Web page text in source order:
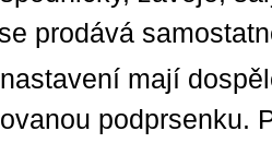
prodává
mají
podprsenku.